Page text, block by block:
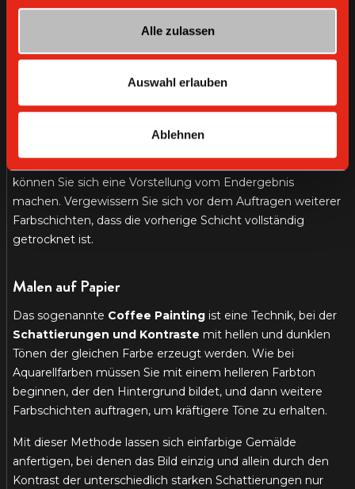
Alle zulassen
Auswahl erlauben
Ablehnen
Die benötigte Menge an Kaffee hängt von der Größe der
Zerbröseln Sie den Kaffeesatz und
fügen Sie je nach gewünschtem Resultat etwas Wasser
können Sie sich eine Vorstellung vom Endergebnis
machen. Vergewissern Sie sich vor dem Auftragen weiterer
Farbschichten, dass die vorherige Schicht vollständig
getrocknet ist.
Malen auf Papier
Das sogenannte Coffee Painting ist eine Technik, bei der
Schattierungen und Kontraste mit hellen und dunklen
Tönen der gleichen Farbe erzeugt werden. Wie bei
Aquarellfarben müssen Sie mit einem helleren Farbton
beginnen, der den Hintergrund bildet, und dann weitere
Farbschichten auftragen, um kräftigere Töne zu erhalten.
Mit dieser Methode lassen sich einfarbige Gemälde
anfertigen, bei denen das Bild einzig und allein durch den
Kontrast der unterschiedlich starken Schattierungen nur